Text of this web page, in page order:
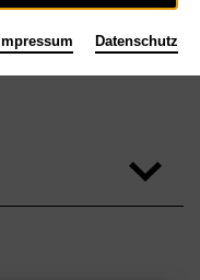
Impressum Datenschutz